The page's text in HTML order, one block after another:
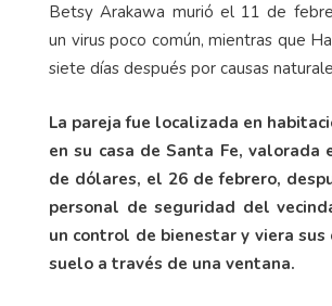
Betsy Arakawa murió el 11 de
un virus poco común, mientras que
siete días después por causas
La pareja fue localizada en
en su casa de Santa Fe, valorada
de dólares, el 26 de febrero,
personal de seguridad del
un control de bienestar y viera sus
suelo a través de una ventana.